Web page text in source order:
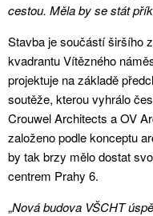
cestou. Měla by se stát
Stavba je součástí širšího
kvadrantu Vítězného
projektuje na základě
soutěže, kterou vyhrálo
Crouwel Architects a OV
založeno podle konceptu
by tak brzy mělo dostat
centrem Prahy 6.
„Nová budova VŠCHT